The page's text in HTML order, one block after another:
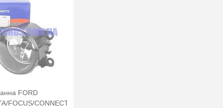
Порівняння
Недоступно
FORD
FOCUS/CONNECT